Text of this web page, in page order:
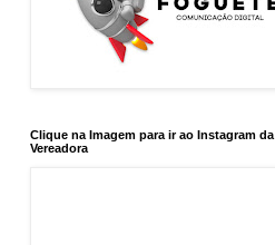
Clique na Imagem para ir ao Instagram da
Vereadora